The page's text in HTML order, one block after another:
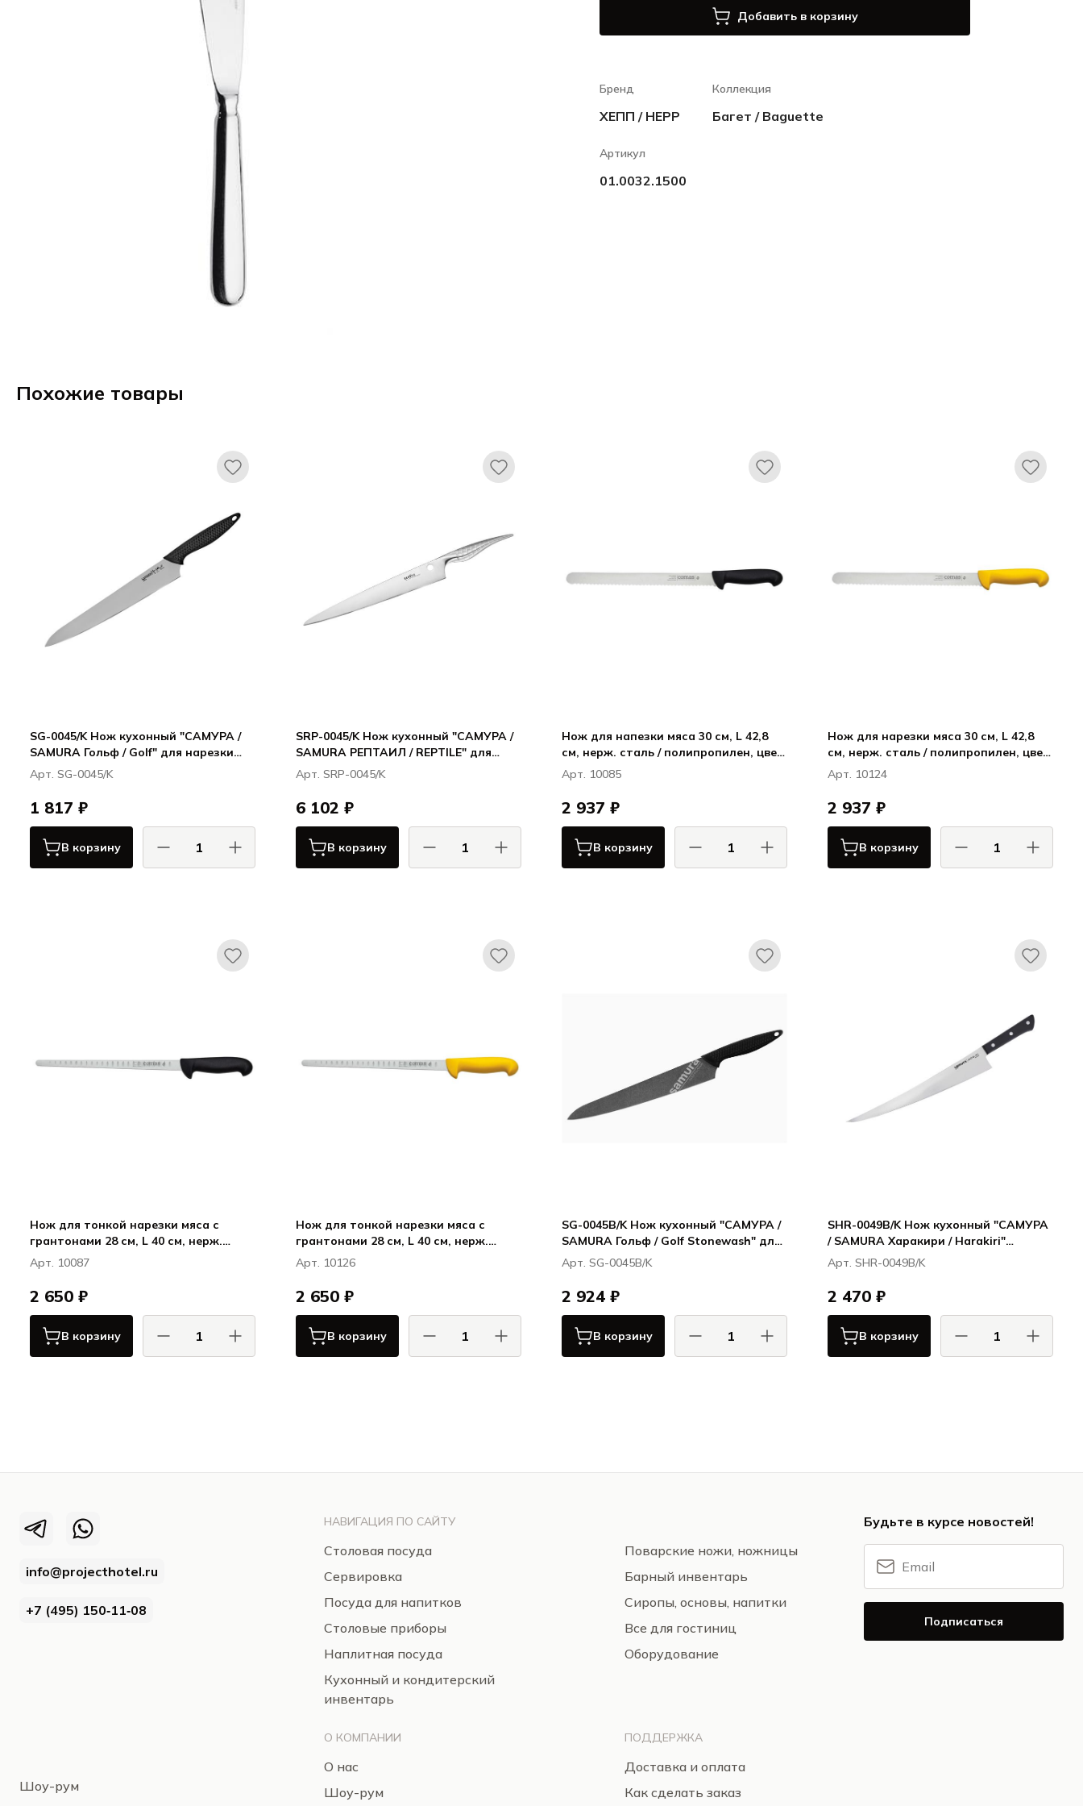
Добавить в корзину
Бренд
ХЕПП / HEPP
Коллекция
Багет / Baguette
Артикул
01.0032.1500
Похожие товары
SG-0045/K Нож кухонный "САМУРА /
SAMURA Гольф / Golf" для нарезки
251 мм, AUS-8
Арт. SG-0045/K
1 817 ₽
В корзину
SRP-0045/K Нож кухонный "САМУРА /
SAMURA РЕПТАИЛ / REPTILE" для
нарезки, слайсер 274 мм, AUS-10
Арт. SRP-0045/K
6 102 ₽
В корзину
Нож для напезки мяса 30 см, L 42,8
см, нерж. сталь / полипропилен, цвет
ручки черный, Карбон / Carbon
Арт. 10085
2 937 ₽
В корзину
Нож для нарезки мяса 30 см, L 42,8
см, нерж. сталь / полипропилен, цвет
ручки желтый, Карбон / Carbon
Арт. 10124
2 937 ₽
В корзину
Нож для тонкой нарезки мяса с
грантонами 28 см, L 40 см, нерж.
сталь / полипропилен, цвет ручки
черный, Карбон / Carbon
Арт. 10087
2 650 ₽
В корзину
Нож для тонкой нарезки мяса с
грантонами 28 см, L 40 см, нерж.
сталь / полипропилен, цвет ручки
желтый, Карбон / Carbon
Арт. 10126
2 650 ₽
В корзину
SG-0045B/K Нож кухонный "САМУРА /
SAMURA Гольф / Golf Stonewash" для
нарезки 251 мм, AUS-8
Арт. SG-0045B/K
2 924 ₽
В корзину
SHR-0049B/K Нож кухонный "САМУРА
/ SAMURA Харакири / Harakiri"
длинный слайсер 290мм, корроз.-
стойкая сталь, ABS пластик
Арт. SHR-0049B/K
2 470 ₽
В корзину
info@projecthotel.ru
+7 (495) 150‑11‑08
Шоу-рум
НАВИГАЦИЯ ПО САЙТУ
Столовая посуда
Сервировка
Посуда для напитков
Столовые приборы
Наплитная посуда
Кухонный и кондитерский
инвентарь
Поварские ножи, ножницы
Барный инвентарь
Сиропы, основы, напитки
Все для гостиниц
Оборудование
О КОМПАНИИ
О нас
Шоу-рум
ПОДДЕРЖКА
Доставка и оплата
Как сделать заказ
Будьте в курсе новостей!
Подписаться